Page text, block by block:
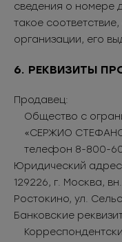
сведения о номере
такое
организации, его
6. РЕКВИЗИТЫ
Продавец:
Общество с
«СЕРЖИО
телефон 8-800-
Юридический
129226, г. Москва,
Ростокино, ул.
Банковские